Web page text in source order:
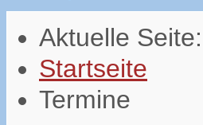
Aktuelle Seite:
Startseite
Termine